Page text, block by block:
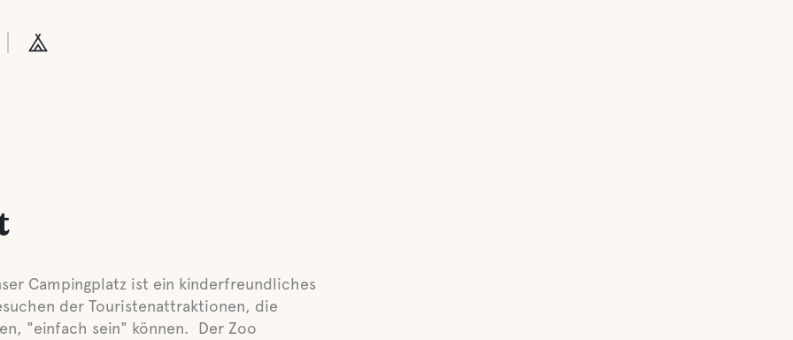
Campingplatz ist ein kinderfreundliches
der Touristenattraktionen, die
"einfach sein" können. Der Zoo